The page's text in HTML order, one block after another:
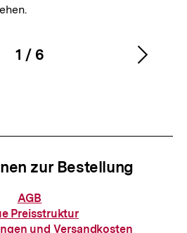
Karussellinhalt
1
von
/ 6
zur Bestellung
Informationen
zur
Bestellung
AGB
Preisstruktur
und Versandkosten